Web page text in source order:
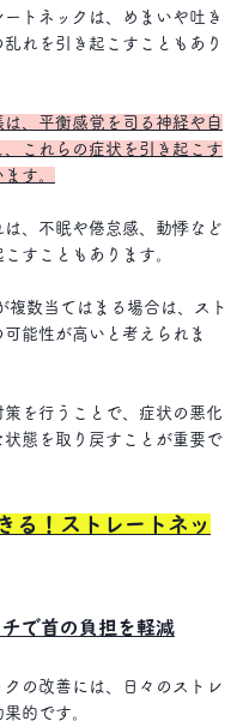
ートネックは、めまいや吐き
れを引き起こすこともあり
、平衡感覚を司る神経や自
これらの症状を引き起こす
す。
は、不眠や倦怠感、動悸など
すこともあります。
可能性が高いと考えられま
策を行うことで、症状の悪化
状態を取り戻すことが重要で
る！ストレートネッ
で首の負担を軽減
クの改善には、日々のストレ
的です。